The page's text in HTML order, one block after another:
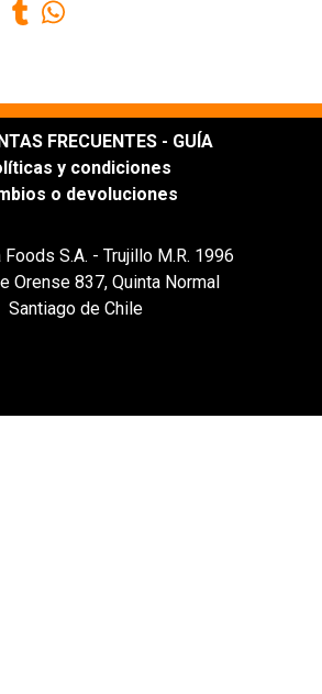
FRECUENTES - GUÍA
y condiciones
o devoluciones
Foods S.A. - Trujillo M.R. 1996
Orense 837, Quinta Normal
Santiago de Chile